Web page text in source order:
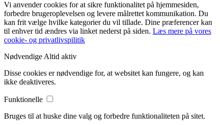
Vi anvender cookies for at sikre funktionalitet på hjemmesiden,
forbedre brugeroplevelsen og levere målrettet kommunikation. Du
kan frit vælge hvilke kategorier du vil tillade. Dine præferencer kan
til enhver tid ændres via linket nederst på siden. Læs mere på vores
cookie- og privatlivspilitik
Nødvendige Altid aktiv
Disse cookies er nødvendige for, at websitet kan fungere, og kan
ikke deaktiveres.
Funktionelle
Bruges til at huske dine valg og forbedre funktionaliteten på sitet.